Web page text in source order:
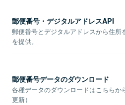
郵便番号・デジタルアドレスAPI
郵便番号とデジタルアドレスから住所
を提供。
郵便番号データのダウンロード
各種データのダウンロードはこちらか
更新）